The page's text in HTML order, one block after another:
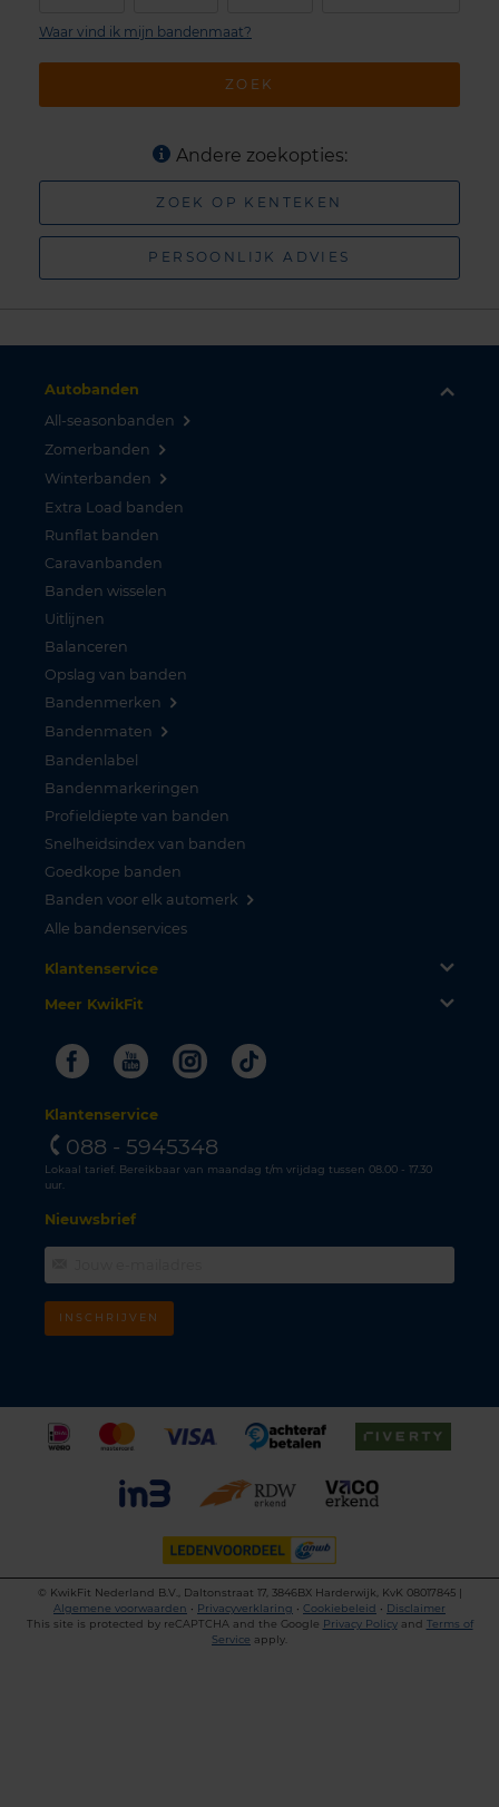
ZOEK
Waar vind ik mijn bandenmaat?
Andere zoekopties:
ZOEK OP KENTEKEN
PERSOONLIJK ADVIES
Autobanden
All-seasonbanden
Zomerbanden
Winterbanden
Extra Load banden
Runflat banden
Caravanbanden
Banden wisselen
Uitlijnen
Balanceren
Opslag van banden
Bandenmerken
Bandenmaten
Bandenlabel
Bandenmarkeringen
Profieldiepte van banden
Snelheidsindex van banden
Goedkope banden
Banden voor elk automerk
Alle bandenservices
Klantenservice
Meer KwikFit
FacebookYoutubeInstagram
Tiktok
Klantenservice
088 - 5945348
Lokaal tarief. Bereikbaar van maandag t/m vrijdag tussen 08.00 - 17.30
uur.
Nieuwsbrief
INSCHRIJVEN
©
KwikFit Nederland B.V., Daltonstraat 17, 3846BX Harderwijk, KvK 08017845 |
Algemene voorwaarden • Privacyverklaring • Cookiebeleid • Disclaimer
This site is protected by reCAPTCHA and the Google Privacy Policyand Terms of
Service apply.